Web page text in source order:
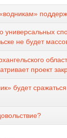
универсальных
не будет
проект
будет